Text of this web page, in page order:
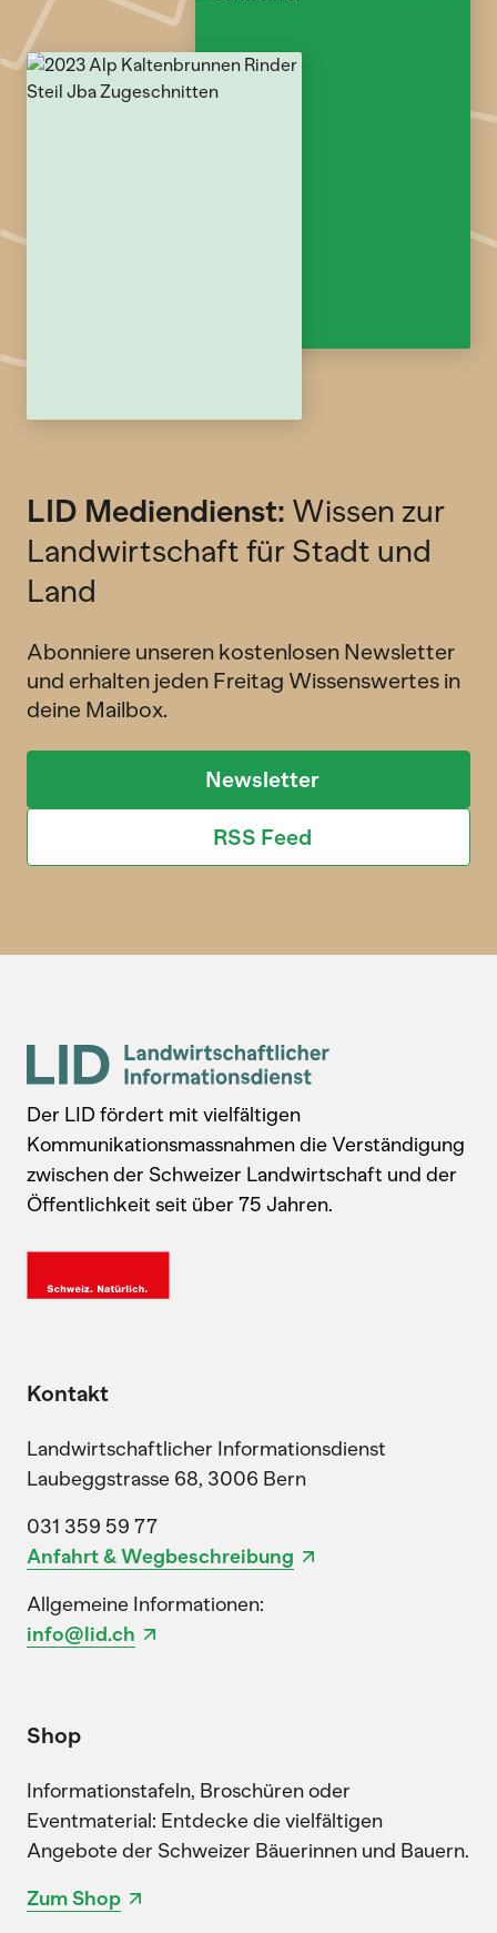
LID Mediendienst: Wissen zur
Landwirtschaft für Stadt und
Land
Abonniere unseren kostenlosen Newsletter
und erhalten jeden Freitag Wissenswertes in
deine Mailbox.
Newsletter
RSS Feed
Der LID fördert mit vielfältigen
Kommunikationsmassnahmen die Verständigung
zwischen der Schweizer Landwirtschaft und der
Öffentlichkeit seit über 75 Jahren.
Kontakt
Landwirtschaftlicher Informationsdienst
Laubeggstrasse 68, 3006 Bern
031 359 59 77
Anfahrt & Wegbeschreibung
Allgemeine Informationen:
info@lid.ch
Shop
Informationstafeln, Broschüren oder
Eventmaterial: Entdecke die vielfältigen
Angebote der Schweizer Bäuerinnen und Bauern.
Zum Shop